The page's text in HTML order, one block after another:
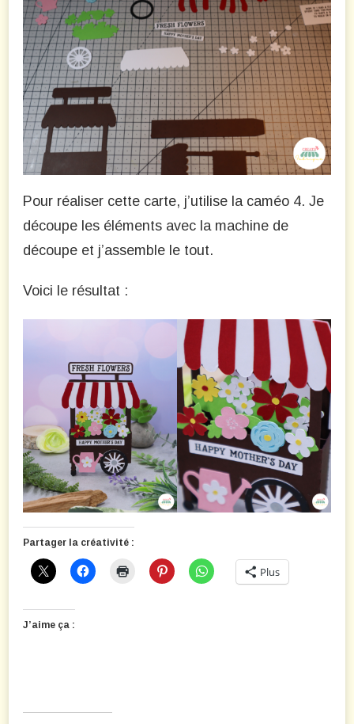
Pour réaliser cette carte, j’utilise la caméo 4. Je
découpe les éléments avec la machine de
découpe et j’assemble le tout.
Voici le résultat :
Partager la créativité :
Plus
J’aime ça :